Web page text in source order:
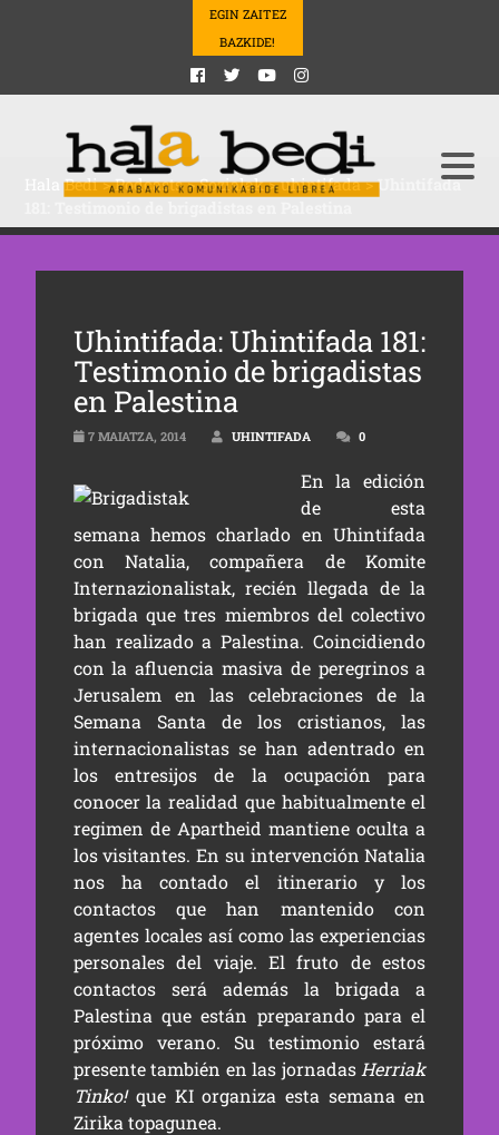
EGIN ZAITEZ
BAZKIDE!
Hala Bedi>Podcasts>Sozialak>uhintifada>Uhintifada
Uhintifada: Uhintifada 181:
Testimonio de brigadistas
en Palestina
7 MAIATZA, 2014 UHINTIFADA 0
En la edición
de esta
semana hemos charlado en Uhintifada
con Natalia, compañera de Komite
Internazionalistak, recién llegada de la
brigada que tres miembros del colectivo
han realizado a Palestina. Coincidiendo
con la afluencia masiva de peregrinos a
Jerusalem en las celebraciones de la
Semana Santa de los cristianos, las
internacionalistas se han adentrado en
los entresijos de la ocupación para
conocer la realidad que habitualmente el
regimen de Apartheid mantiene oculta a
los visitantes. En su intervención Natalia
nos ha contado el itinerario y los
contactos que han mantenido con
agentes locales así como las experiencias
personales del viaje. El fruto de estos
contactos será además la brigada a
Palestina que están preparando para el
próximo verano. Su testimonio estará
presente también en las jornadas Herriak
Tinko!que KI organiza esta semana en
Zirika topagunea.